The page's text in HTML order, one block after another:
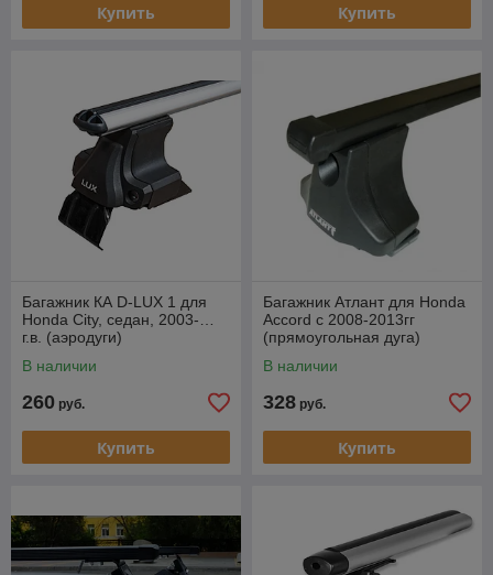
Купить Купить
Багажник КА D-LUX 1 для
Honda City, седан, 2003-…
г.в. (аэродуги)
В наличии
260 руб.
Купить
Багажник Атлант для Honda
Accord c 2008-2013гг
(прямоугольная дуга)
В наличии
328 руб.
Купить